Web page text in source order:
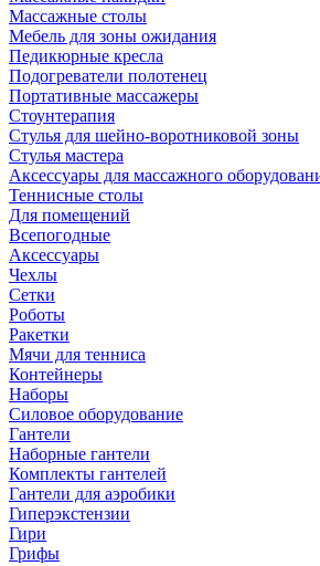
Массажные столы
Мебель для зоны ожидания
Педикюрные кресла
Подогреватели полотенец
Портативные массажеры
Стоунтерапия
Стулья для шейно-воротниковой зоны
Стулья мастера
Аксессуары для массажного
Теннисные столы
Для помещений
Всепогодные
Аксессуары
Чехлы
Сетки
Роботы
Ракетки
Мячи для тенниса
Контейнеры
Наборы
Силовое оборудование
Гантели
Наборные гантели
Комплекты гантелей
Гантели для аэробики
Гиперэкстензии
Гири
Грифы